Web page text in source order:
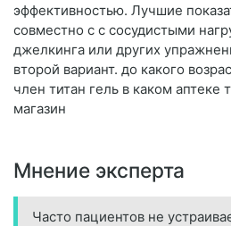
эффективностью. Лучшие
совместно c с сосудистыми
джелкинга или других
второй вариант. до какого
член титан гель в каком аптеке
магазин
Мнение эксперта
Часто пациентов не